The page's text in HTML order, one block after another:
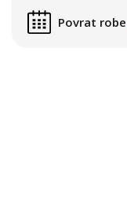
Povrat robe